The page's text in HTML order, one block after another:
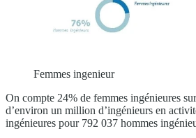
Femmes ingenieur
On compte 24% de femmes ingénieures
d’environ un million d’ingénieurs en
ingénieures pour 792 037 hommes